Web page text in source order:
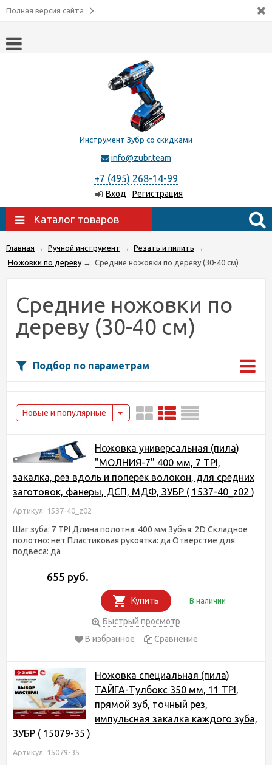
Полная версия сайта
Инструмент Зубр со скидками
info@zubr.team
+7 (495) 268-14-99
Вход Регистрация
Каталог товаров
Главная → Ручной инструмент → Резать и пилить →
Ножовки по дереву → Средние ножовки по дереву (30-40 см)
Средние ножовки по
дереву (30-40 см)
Подбор по параметрам
Новые и популярные
Ножовка универсальная (пила)
"МОЛНИЯ-7" 400 мм, 7 TPI,
закалка, рез вдоль и поперек волокон, для средних
заготовок, фанеры, ДСП, МДФ, ЗУБР ( 1537-40_z02 )
Артикул: 1537-40_z02
Шаг зуба: 7 TPI Длина полотна: 400 мм Зубья: 2D Складное
полотно: нет Пластиковая рукоятка: да Отверстие для
подвеса: да
655 руб.
Купить В наличии
Быстрый просмотр
В избранное
Сравнение
Ножовка специальная (пила)
ТАЙГА-Тулбокс 350 мм, 11 TPI,
прямой зуб, точный рез,
импульсная закалка каждого зуба,
ЗУБР ( 15079-35 )
Артикул: 15079-35